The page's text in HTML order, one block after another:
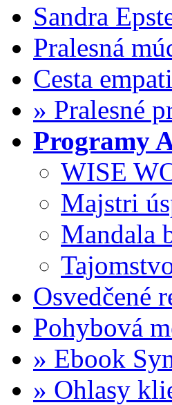
Sandra
Pralesná
Cesta
» Pralesné
Programy
WISE
Majstri
Mandala
Osvedčené
Pohybová
» Ebook
» Ohlasy